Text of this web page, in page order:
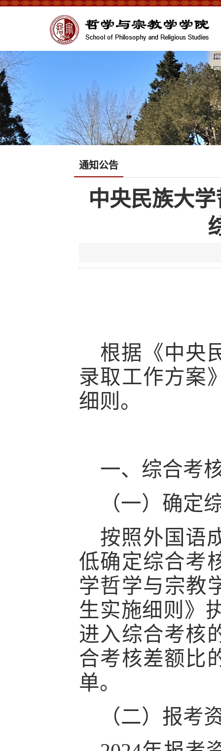
通知公告
中央民族大
根据《中央
录取工作方案
细则。
一、综合考
（一）确定
按照外国语
低确定综合考
学哲学与宗教
生实施细则》
进入综合考核
合考核差额比
单。
（二）报考